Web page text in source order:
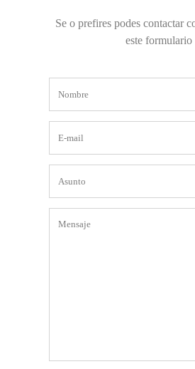
Se o prefires podes contactar
este formulario